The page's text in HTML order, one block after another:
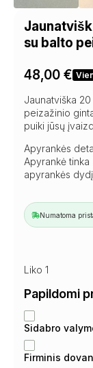
su balto
48,00 €
Jaunatviška
peizažinio
puiki jūsų
Apyrankės
Apyrankė tinka
apyrankės
Numatoma
Liko 1
Papildomi
Sidabro
Firminis